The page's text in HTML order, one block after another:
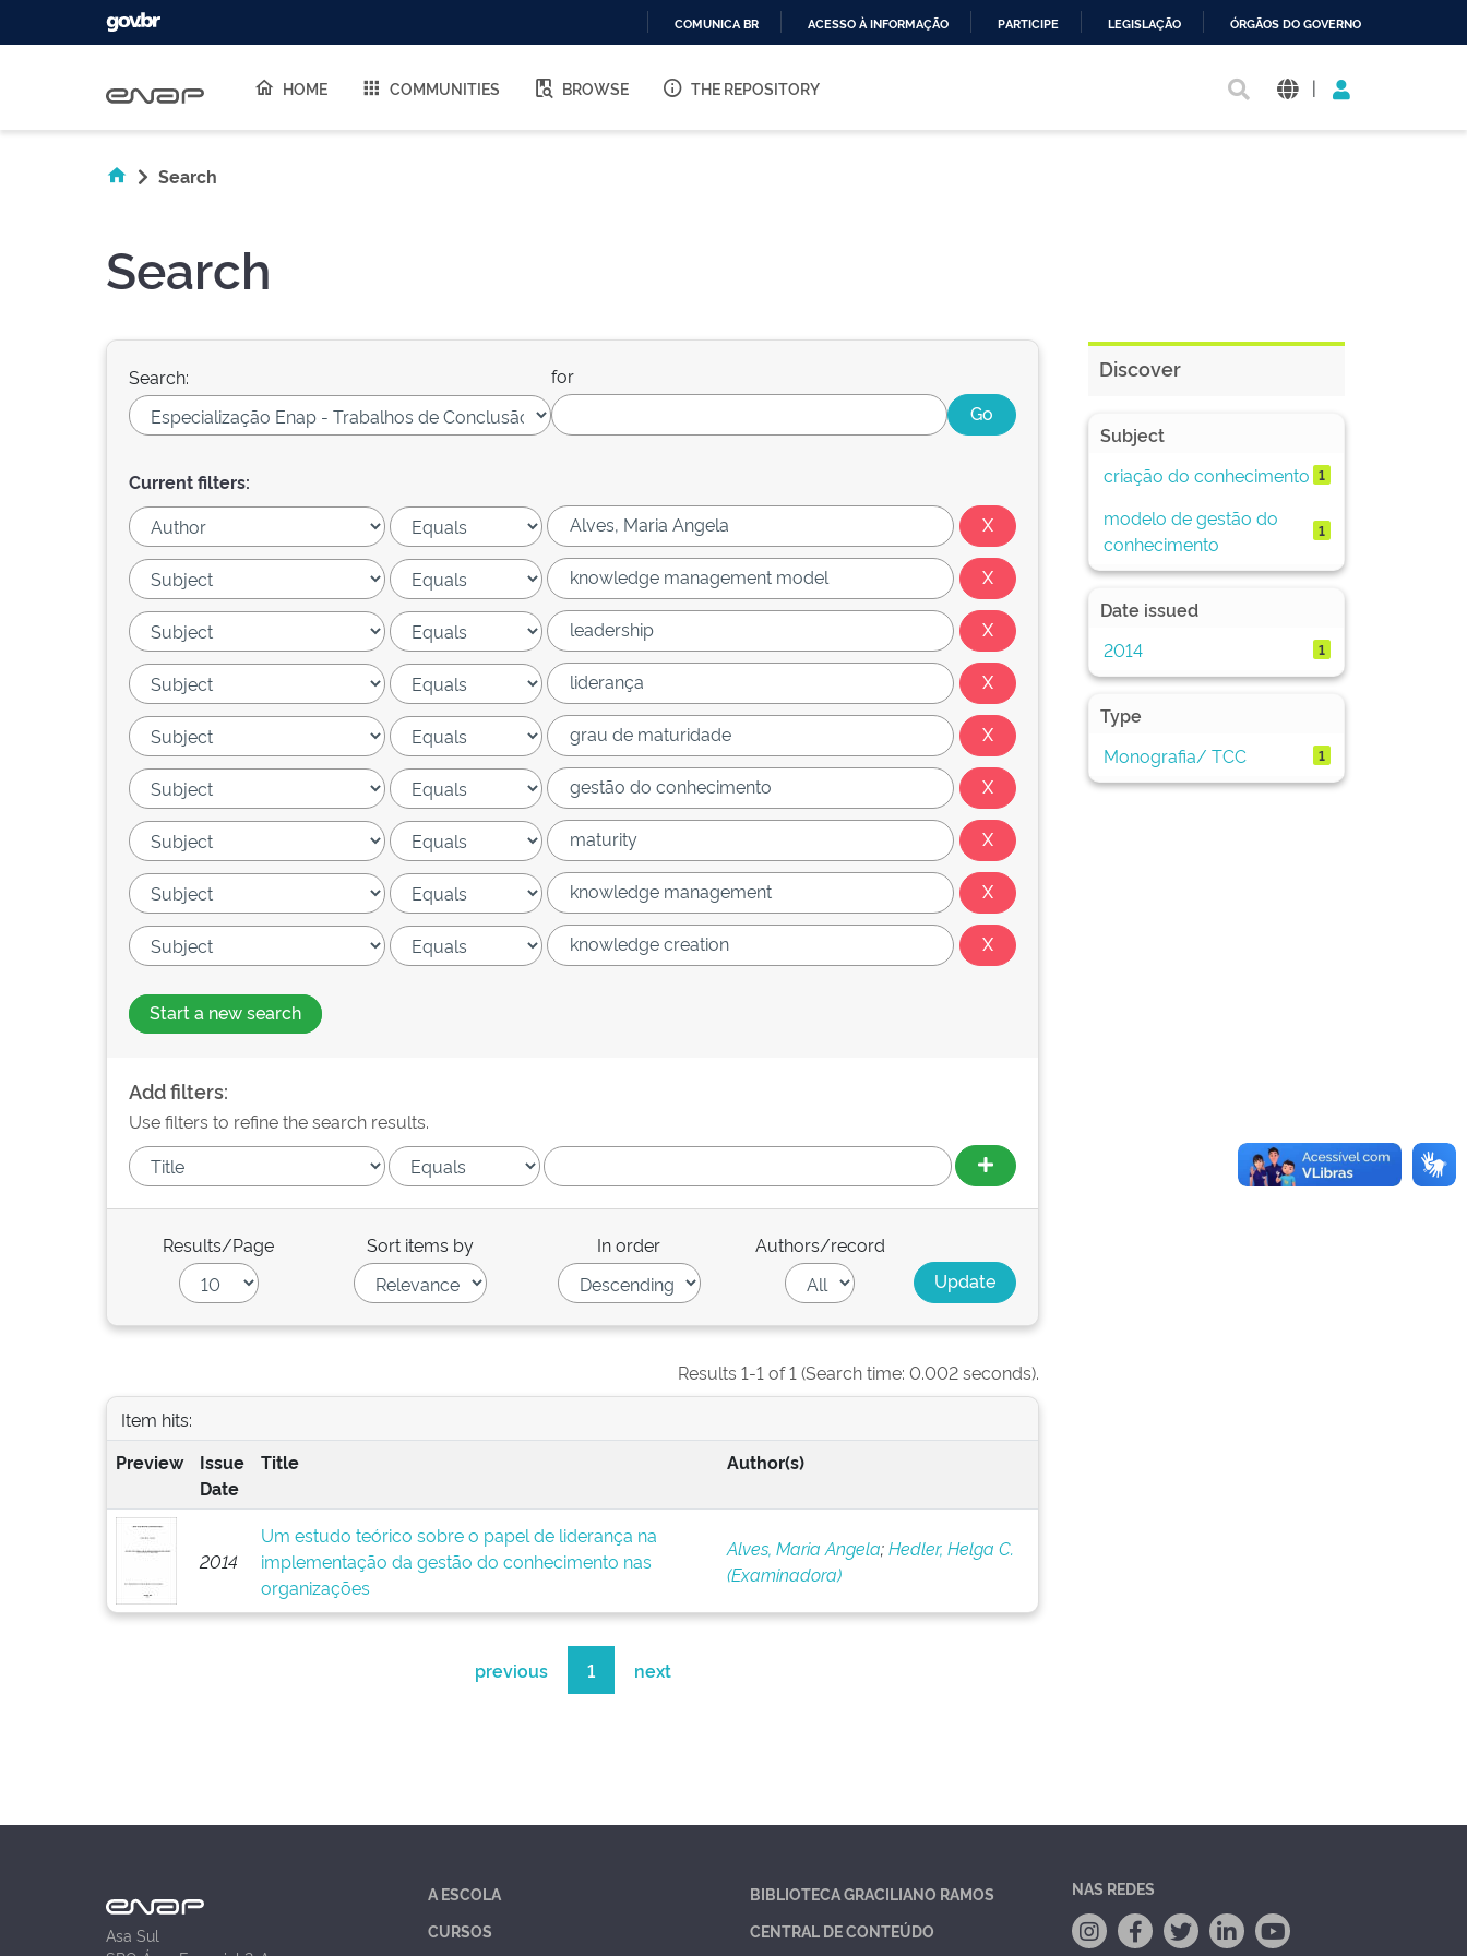
O
COMUNICA BR ACESSO À INFORMAÇÃO PARTICIPE LEGISLAÇÃO ÓRGÃOS DO GOVERNO
HOME COMMUNITIES BROWSE THE REPOSITORY |
Search
Search
Search: for
Current filters:
Start a new search
Add filters:
Use filters to refine the search results.
Results/Page Sort items by In order Authors/record
Results 1-1 of 1 (Search time: 0.002 seconds).
Item hits:
Preview
Issue
Date
Title Author(s)
2014
Um estudo teórico sobre o papel de liderança na
implementação da gestão do conhecimento nas
organizações
Alves, Maria Angela;Hedler, Helga C.
(Examinadora)
previous 1 next
Discover
Subject
criação do conhecimento 1
modelo de gestão do
conhecimento
1
Date issued
2014
1
Type
Monografia/ TCC
1
Asa Sul
A ESCOLA
CURSOS
BIBLIOTECA GRACILIANO RAMOS
CENTRAL DE CONTEÚDO
NAS REDES